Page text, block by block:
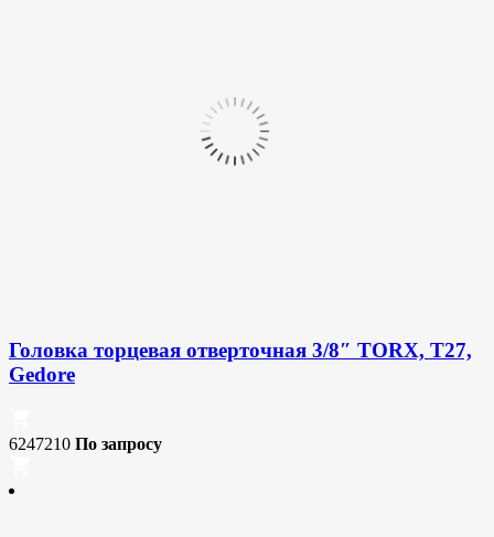
Головка торцевая отверточная 3/8″ TORX, T27,
Gedore
6247210 По запросу